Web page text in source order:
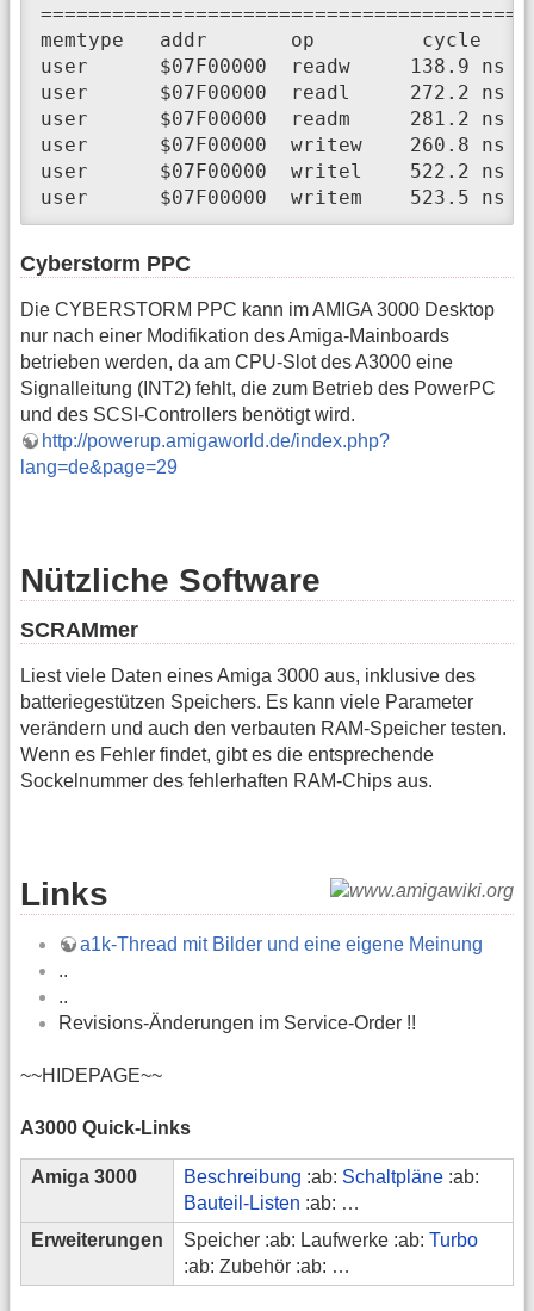
memtype   addr       op         cycle
user      $07F00000  readw     138.9 ns
user      $07F00000  readl     272.2 ns
user      $07F00000  readm     281.2
user      $07F00000  writew    260.8
user      $07F00000  writel    522.2 ns
user      $07F00000  writem    523.5
Cyberstorm PPC
Die CYBERSTORM PPC kann im AMIGA 3000 Desktop
nur nach einer Modifikation des Amiga-Mainboards
betrieben werden, da am CPU-Slot des A3000 eine
Signalleitung (INT2) fehlt, die zum Betrieb des PowerPC
und des SCSI-Controllers benötigt wird.
http://powerup.amigaworld.de/index.php?
lang=de&page=29
Nützliche Software
SCRAMmer
Liest viele Daten eines Amiga 3000 aus, inklusive des
batteriegestützen Speichers. Es kann viele Parameter
verändern und auch den verbauten RAM-Speicher testen.
Wenn es Fehler findet, gibt es die entsprechende
Sockelnummer des fehlerhaften RAM-Chips aus.
Links
a1k-Thread mit Bilder und eine eigene Meinung
..
..
Revisions-Änderungen im Service-Order !!
~~HIDEPAGE~~
A3000 Quick-Links
Amiga 3000 Beschreibung :ab: Schaltpläne :ab:
Bauteil-Listen :ab: …
Erweiterungen
Speicher :ab: Laufwerke :ab: Turbo
:ab: Zubehör :ab: …